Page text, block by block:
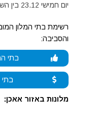
יום חמישי 23.12 בין השעות 11:00-20:00
רשימת בתי המלון
והסביבה:
בתי
בתי
מלונות באזור אאכן: